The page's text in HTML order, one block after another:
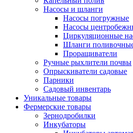
Насосы и шланги
Насосы погружные
Насосы
Циркуляционные
Шланги
Проращиватели
Ручные рыхлители почвы
Опрыскиватели садовые
Парники
Садовый инвентарь
Уникальные товары
Фермерские товары
Зернодробилки
Инкубаторы